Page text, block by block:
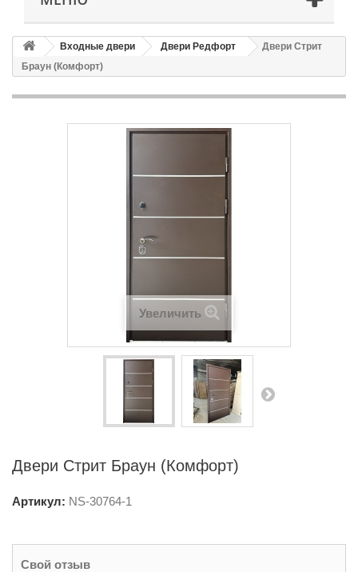
Входные двери Двери Редфорт
Двери Стрит
Браун (Комфорт)
Увеличить
Двери Стрит Браун (Комфорт)
Артикул: NS-30764-1
Свой отзыв